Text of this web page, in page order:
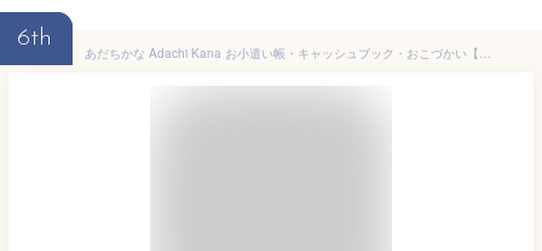
6th
あだちかな Adachi Kana お小遣い帳・キャッシュブック・おこづかい【24S0S3】【メーカー公式／クローズピン】